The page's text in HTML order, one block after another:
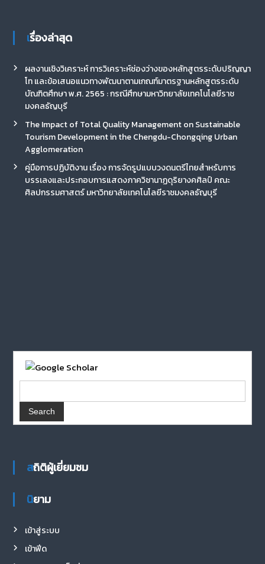
เรื่องล่าสุด
ผลงานเชิงวิเคราะห์ การวิเคราะห์ช่องว่างของหลักสูตรระดับปริญญา
โท และข้อเสนอแนวทางพัฒนาตามเกณฑ์มาตรฐานหลักสูตรระดับ
บัณฑิตศึกษา พ.ศ. 2565 : กรณีศึกษามหาวิทยาลัยเทคโนโลยีราช
มงคลธัญบุรี
The Impact of Total Quality Management on Sustainable
Tourism Development in the Chengdu-Chongqing Urban
Agglomeration
คู่มือการปฏิบัติงาน เรื่อง การจัดรูปแบบวงดนตรีไทยสำหรับการ
บรรเลงและประกอบการแสดงภาควิชานาฏดุริยางคศิลป์ คณะ
ศิลปกรรมศาสตร์ มหาวิทยาลัยเทคโนโลยีราชมงคลธัญบุรี
สถิติผู้เยี่ยมชม
นิยาม
เข้าสู่ระบบ
เข้าฟีด